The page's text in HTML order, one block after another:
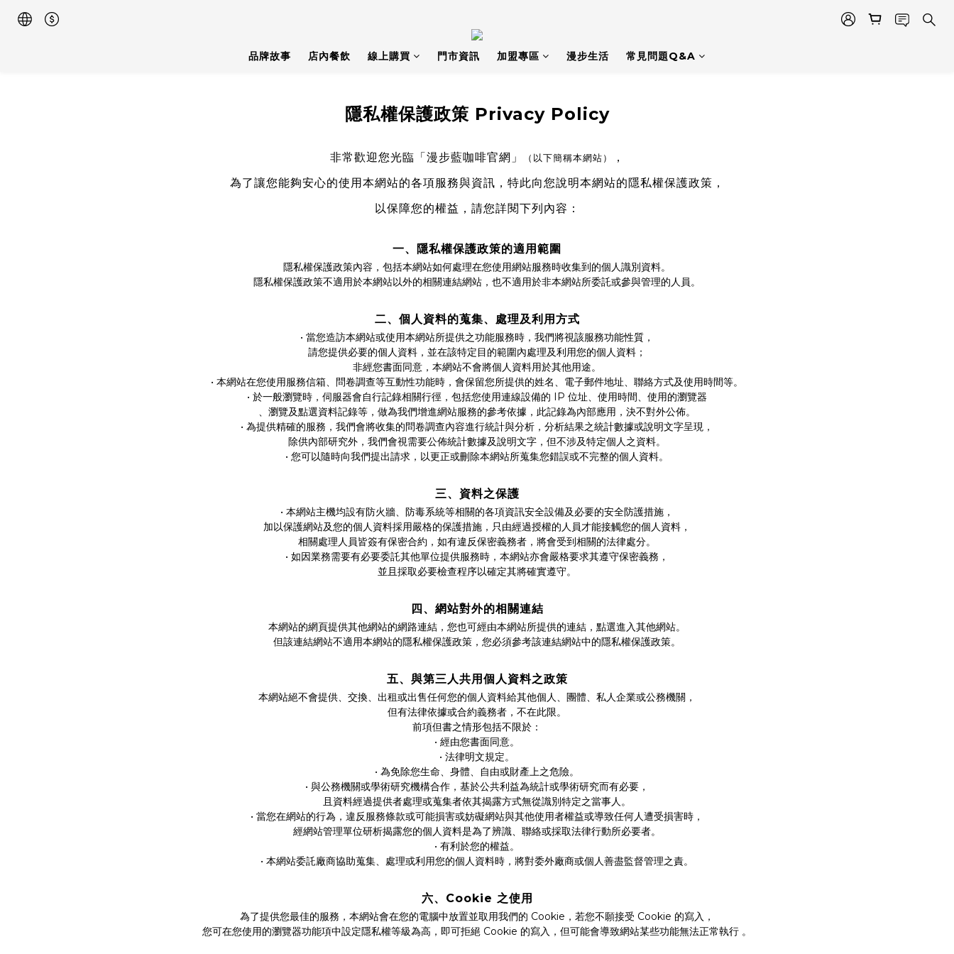
品牌故事 店內餐飲 線上購買 門市資訊 加盟專區 漫步生活 常見問題Q&A
隱私權保護政策 Privacy Policy
非常歡迎您光臨「漫步藍咖啡官網」 （以下簡稱本網站）
，
為了讓您能夠安心的使用本網站的各項服務與資訊，特此向您說明本網站的隱私權保護政策，
以保障您的權益，請您詳閱下列內容：
一、隱私權保護政策的適用範圍
隱私權保護政策內容，包括本網站如何處理在您使用網站服務時收集到的個人識別資料。
隱私權保護政策不適用於本網站以外的相關連結網站，也不適用於非本網站所委託或參與管理的人員。
二、個人資料的蒐集、處理及利用方式
• 當您造訪本網站或使用本網站所提供之功能服務時，我們將視該服務功能性質，
請您提供必要的個人資料，並在該特定目的範圍內處理及利用您的個人資料；
非經您書面同意，本網站不會將個人資料用於其他用途。
• 本網站在您使用服務信箱、問卷調查等互動性功能時，會保留您所提供的姓名、電子郵件地址、聯絡方式及使用時間等。
• 於一般瀏覽時，伺服器會自行記錄相關行徑，包括您使用連線設備的 IP 位址、使用時間、使用的瀏覽器
、瀏覽及點選資料記錄等，做為我們增進網站服務的參考依據，此記錄為內部應用，決不對外公佈。
• 為提供精確的服務，我們會將收集的問卷調查內容進行統計與分析，分析結果之統計數據或說明文字呈現，
除供內部研究外，我們會視需要公佈統計數據及說明文字，但不涉及特定個人之資料。
• 您可以隨時向我們提出請求，以更正或刪除本網站所蒐集您錯誤或不完整的個人資料。
三、資料之保護
• 本網站主機均設有防火牆、防毒系統等相關的各項資訊安全設備及必要的安全防護措施，
加以保護網站及您的個人資料採用嚴格的保護措施，只由經過授權的人員才能接觸您的個人資料，
相關處理人員皆簽有保密合約，如有違反保密義務者，將會受到相關的法律處分。
• 如因業務需要有必要委託其他單位提供服務時，本網站亦會嚴格要求其遵守保密義務，
並且採取必要檢查程序以確定其將確實遵守。
四、網站對外的相關連結
本網站的網頁提供其他網站的網路連結，您也可經由本網站所提供的連結，點選進入其他網站。
但該連結網站不適用本網站的隱私權保護政策，您必須參考該連結網站中的隱私權保護政策。
五、與第三人共用個人資料之政策
本網站絕不會提供、交換、出租或出售任何您的個人資料給其他個人、團體、私人企業或公務機關，
但有法律依據或合約義務者，不在此限。
前項但書之情形包括不限於：
• 經由您書面同意。
• 法律明文規定。
• 為免除您生命、身體、自由或財產上之危險。
• 與公務機關或學術研究機構合作，基於公共利益為統計或學術研究而有必要，
且資料經過提供者處理或蒐集者依其揭露方式無從識別特定之當事人。
• 當您在網站的行為，違反服務條款或可能損害或妨礙網站與其他使用者權益或導致任何人遭受損害時，
經網站管理單位研析揭露您的個人資料是為了辨識、聯絡或採取法律行動所必要者。
• 有利於您的權益。
• 本網站委託廠商協助蒐集、處理或利用您的個人資料時，將對委外廠商或個人善盡監督管理之責。
六、Cookie 之使用
為了提供您最佳的服務，本網站會在您的電腦中放置並取用我們的 Cookie，若您不願接受 Cookie 的寫入，
您可在您使用的瀏覽器功能項中設定隱私權等級為高，即可拒絕 Cookie 的寫入，但可能會導致網站某些功能無法正常執行 。